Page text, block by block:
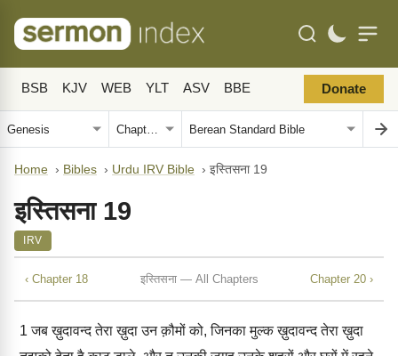
BSB KJV WEB YLT ASV BBE Donate
Home › Bibles › Urdu IRV Bible › इस्तिसना 19
इस्तिसना 19
IRV
‹ Chapter 18 इस्तिसना — All Chapters Chapter 20 ›
1 जब ख़ुदावन्द तेरा ख़ुदा उन क़ौमों को, जिनका मुल्क ख़ुदावन्द तेरा ख़ुदा